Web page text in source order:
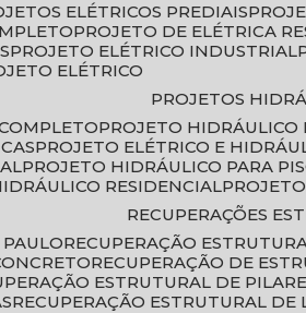
ELÉTRICOS PREDIAIS
PROJETO DE ELÉTRICA
PROJETO ELÉTRICO INDUSTRIAL
ELÉTRICO
PROJETOS
PROJETO
PROJETO ELÉTRICO E
PROJETO HIDRÁULICO PARA
RESIDENCIAL
RECUPERAÇÕES
PAULO
RECUPERAÇÃO
RECUPERAÇÃO DE
ESTRUTURAL DE
RECUPERAÇÃO ESTRUTURAL DE